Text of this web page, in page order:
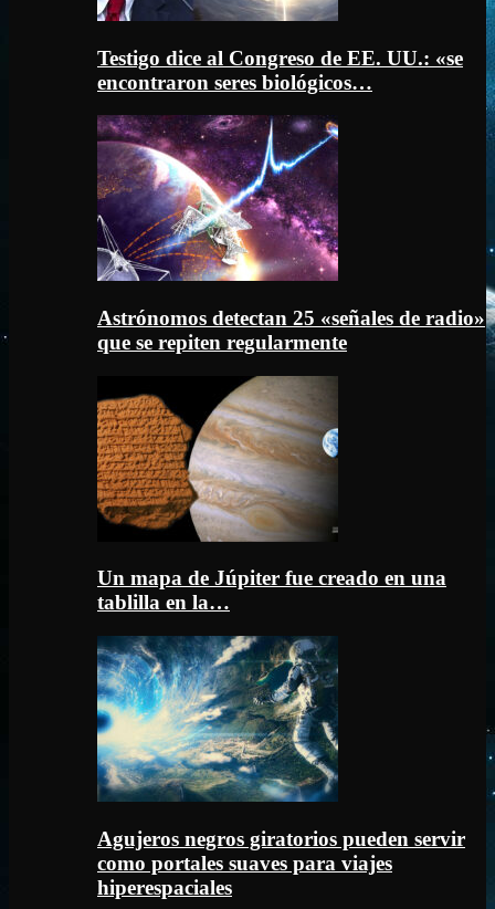
Testigo dice al Congreso de EE. UU.: «se
encontraron seres biológicos…
Astrónomos detectan 25 «señales de radio»
que se repiten regularmente
Un mapa de Júpiter fue creado en una
tablilla en la…
Agujeros negros giratorios pueden servir
como portales suaves para viajes
hiperespaciales